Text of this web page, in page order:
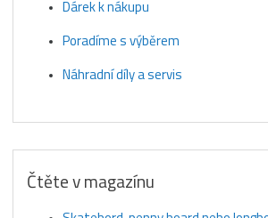
Dárek k nákupu
Poradíme s výběrem
Náhradní díly a servis
Čtěte v magazínu